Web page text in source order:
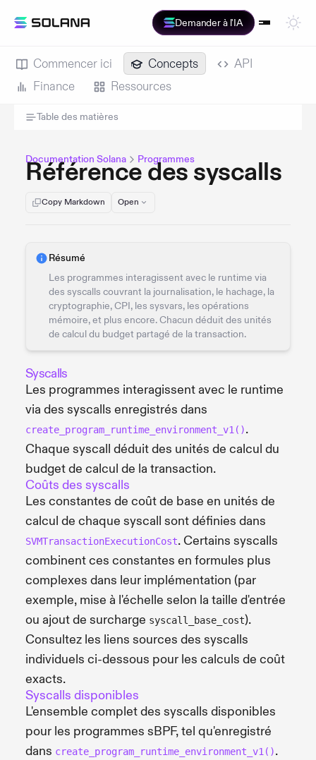
Demander à l'IA
Commencer ici Concepts
API
Finance
Ressources
Table des matières
Documentation Solana Programmes
Référence des syscalls
Copy Markdown Open
Résumé
Les programmes interagissent avec le runtime via
des syscalls couvrant la journalisation, le hachage, la
cryptographie, CPI, les sysvars, les opérations
mémoire, et plus encore. Chacun déduit des unités
de calcul du budget partagé de la transaction.
Syscalls
Les programmes interagissent avec le runtime
via des syscalls enregistrés dans
create_program_runtime_environment_v1().
Chaque syscall déduit des unités de calcul du
budget de calcul de la transaction.
Coûts des syscalls
Les constantes de coût de base en unités de
calcul de chaque syscall sont définies dans
SVMTransactionExecutionCost. Certains syscalls
combinent ces constantes en formules plus
complexes dans leur implémentation (par
exemple, mise à l'échelle selon la taille d'entrée
ou ajout de surcharge syscall_base_cost).
Consultez les liens sources des syscalls
individuels ci-dessous pour les calculs de coût
exacts.
Syscalls disponibles
L'ensemble complet des syscalls disponibles
pour les programmes sBPF, tel qu'enregistré
dans create_program_runtime_environment_v1().